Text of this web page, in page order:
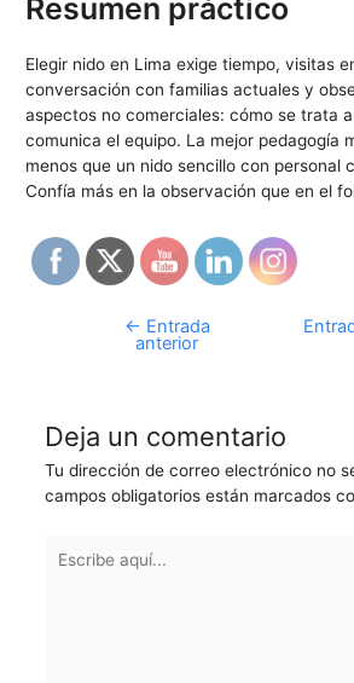
Resumen práctico
Elegir nido en Lima exige tiempo, visitas
conversación con familias actuales y
aspectos no comerciales: cómo se trata
comunica el equipo. La mejor pedagogía
menos que un nido sencillo con personal
Confía más en la observación que en el
← Entrada
anterior
Deja un comentario
Tu dirección de correo electrónico no
campos obligatorios están marcados
aquí...